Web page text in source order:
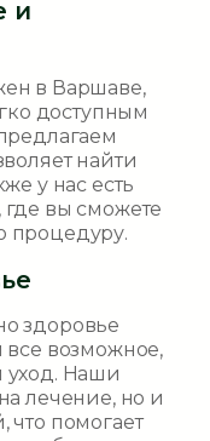
и
в Варшаве,
доступным
найти
у нас есть
вы сможете
процедуру.
здоровье
возможное,
уход. Наши
лечение, но и
что помогает